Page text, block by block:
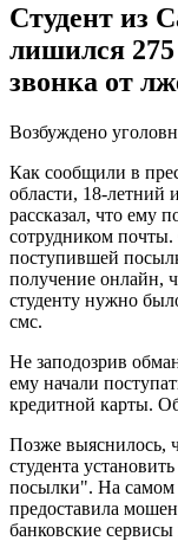
ракетную и
08.08.2026 | 04:40
В Большой Глушице
07.08.2026 | 21:41
Вячеслав
сердцем болеет за
вклад в ее развитие"
07.08.2026 | 21:21
В Самаре изменят
августа
07.08.2026 | 20:51
В Самаре пустят
— "Балтика"
07.08.2026 | 20:07
В Самаре временно
172 и 174
07.08.2026 | 19:29
Лук, капуста и
рассказали, какие
07.08.2026 | 19:11
В селе Усинское
07.08.2026 | 18:55
В облизбиркоме
политических
07.08.2026 | 18:49
Студент из
лишился 275
звонка от
Возбуждено
Как сообщили в
области, 18-летний
рассказал, что ему
сотрудником
поступившей
получение онлайн,
студенту нужно
смс.
Не заподозрив
ему начали
кредитной карты.
Позже выяснилось,
студента
посылки". На самом
предоставила
банковские